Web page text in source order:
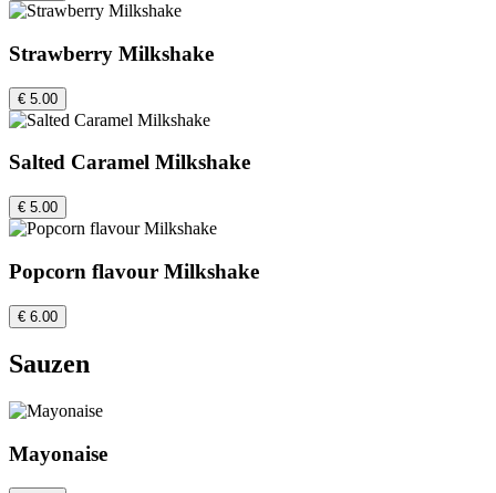
Strawberry Milkshake
€ 5.00
Salted Caramel Milkshake
€ 5.00
Popcorn flavour Milkshake
€ 6.00
Sauzen
Mayonaise